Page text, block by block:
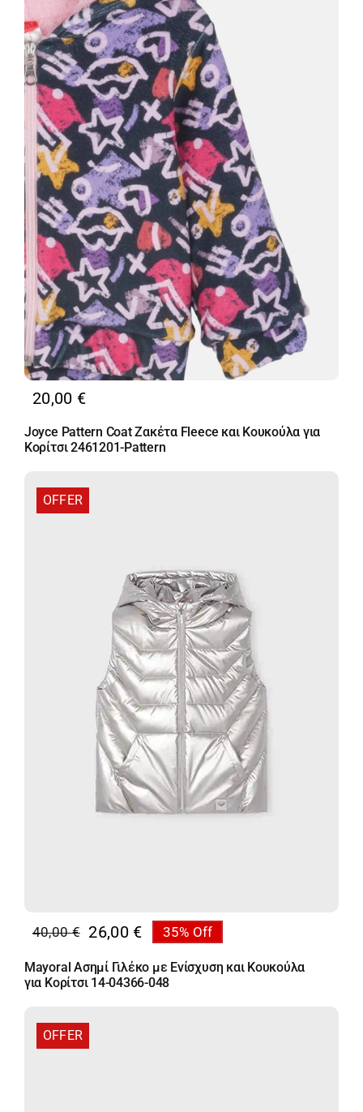
20,00 €
Joyce Pattern Coat Ζακέτα Fleece και Κουκούλα για
Κορίτσι 2461201-Pattern
OFFER
40,00€
Original
price
was:
26,00 €
Η
τρέχουσα
τιμή
26,00 €.
35% Off
Mayoral Ασημί Γιλέκο με Ενίσχυση και Κουκούλα
για Κορίτσι 14-04366-048
OFFER